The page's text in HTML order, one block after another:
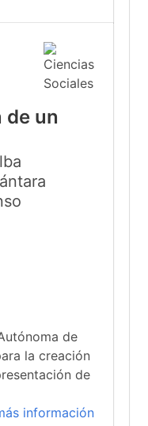
de un
de
la creación
de
información